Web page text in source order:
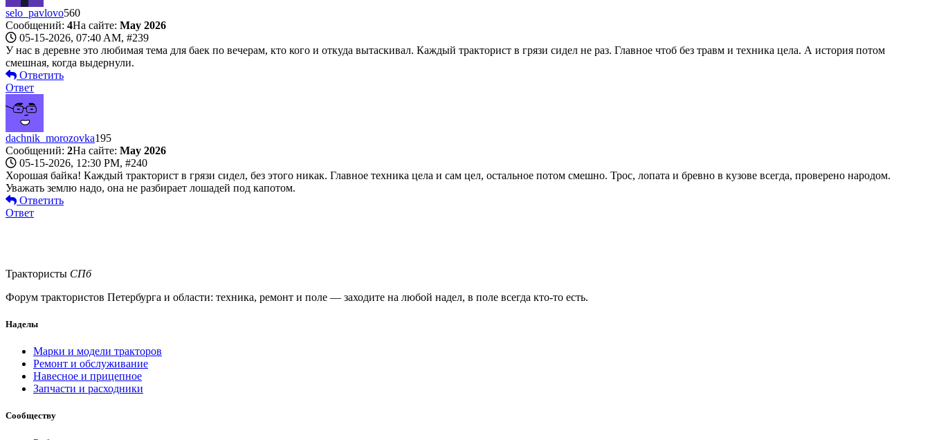
selo_pavlovo560
Сообщений: 4На сайте: May 2026
05-15-2026, 07:40 AM, #239
У нас в деревне это любимая тема для баек по вечерам, кто кого и откуда вытаскивал. Каждый тракторист в грязи сидел не раз. Главное чтоб без травм и техника цела. А история потом
смешная, когда выдернули.
Ответить
Ответ
dachnik_morozovka195
Сообщений: 2На сайте: May 2026
05-15-2026, 12:30 PM, #240
Хорошая байка! Каждый тракторист в грязи сидел, без этого никак. Главное техника цела и сам цел, остальное потом смешно. Трос, лопата и бревно в кузове всегда, проверено народом.
Уважать землю надо, она не разбирает лошадей под капотом.
Ответить
Ответ
Трактористы СПб
Форум трактористов Петербурга и области: техника, ремонт и поле — заходите на любой надел, в поле всегда кто-то есть.
Наделы
Марки и модели тракторов
Ремонт и обслуживание
Навесное и прицепное
Запчасти и расходники
Сообществу